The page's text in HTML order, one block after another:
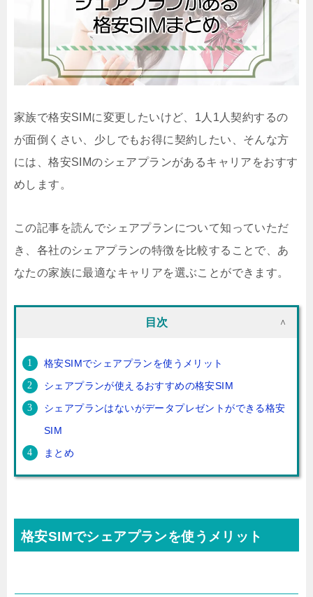
家族で格安SIMに変更したいけど、1人1人契約するの
が面倒くさい、少しでもお得に契約したい、そんな方
には、格安SIMのシェアプランがあるキャリアをおすす
めします。
この記事を読んでシェアプランについて知っていただ
き、各社のシェアプランの特徴を比較することで、あ
なたの家族に最適なキャリアを選ぶことができます。
目次
格安SIMでシェアプランを使うメリット
シェアプランが使えるおすすめの格安SIM
シェアプランはないがデータプレゼントができる格安
SIM
まとめ
格安SIMでシェアプランを使うメリット